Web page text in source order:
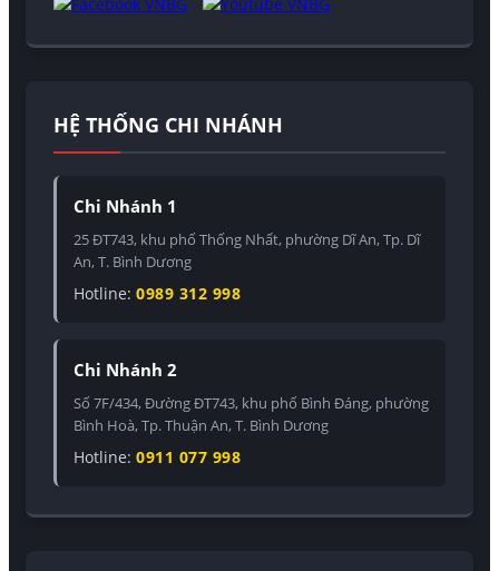
HỆ THỐNG CHI NHÁNH
Chi Nhánh 1
25 ĐT743, khu phố Thống Nhất, phường Dĩ An, Tp. Dĩ
An, T. Bình Dương
Hotline: 0989 312 998
Chi Nhánh 2
Số 7F/434, Đường ĐT743, khu phố Bình Đáng, phường
Bình Hoà, Tp. Thuận An, T. Bình Dương
Hotline: 0911 077 998